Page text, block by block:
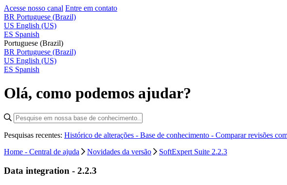
Acesse nosso canal Entre em contato
BR Portuguese (Brazil)
US English (US)
ES Spanish
Portuguese (Brazil)
BR Portuguese (Brazil)
US English (US)
ES Spanish
Olá, como podemos ajudar?
Pesquisas recentes: Histórico de alterações - Base de conhecimento - Comparar revisões
Home - Central de ajuda
Novidades da versão SoftExpert Suite 2.2.3
Data integration - 2.2.3